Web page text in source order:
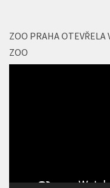
ZOO PRAHA OTEVŘELA
ZOO